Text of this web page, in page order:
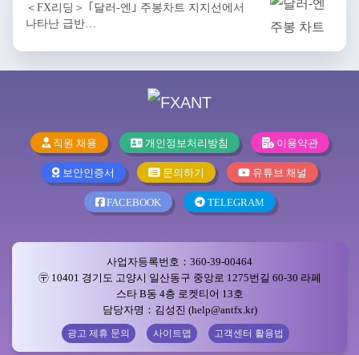
＜FX리딩＞ ｢달러-엔｣ 주봉차트 지지선에서
나타난 급반…
직원 채용 개인정보처리방침 이용약관
보안인증서 문의하기 유튜브 채널
FACEBOOK TELEGRAM
사업자등록번호：360-39-00464
〶 10401 경기도 고양시 일산동구 중앙로 1275번길 60-30 라페
스타 B동 4층 로켓티어 13호
담당자명：김성진 (help@antfx.kr)
광고 제휴 문의 사이트맵 고객센터 활용법